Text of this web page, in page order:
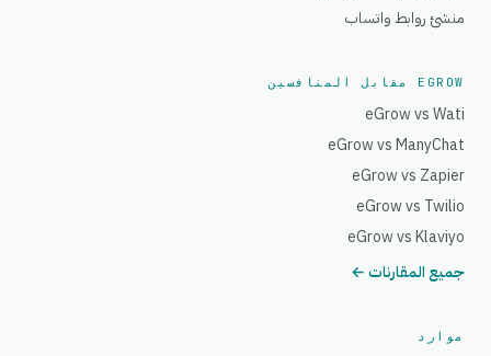
منشئ روابط واتساب
EGROW مقابل المنافسين
eGrow vs Wati
eGrow vs ManyChat
eGrow vs Zapier
eGrow vs Twilio
eGrow vs Klaviyo
جميع المقارنات ←
موارد